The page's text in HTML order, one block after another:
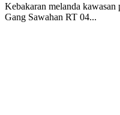
Kebakaran melanda
Gang Sawahan RT 04...